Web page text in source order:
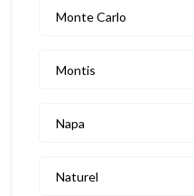
Monte Carlo
Montis
Napa
Naturel